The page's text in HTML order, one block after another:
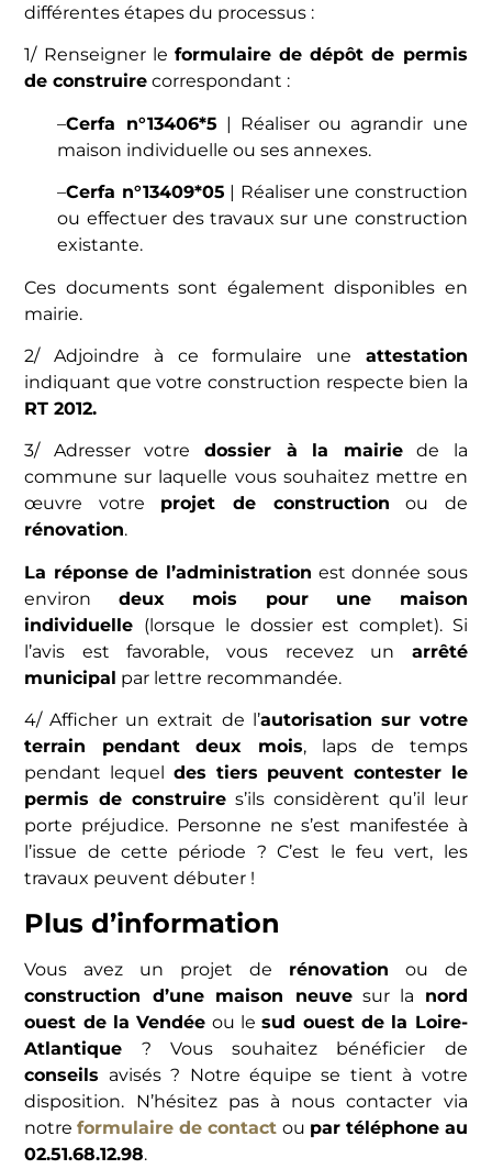
différentes étapes du processus :
1/ Renseigner le formulaire de dépôt de permis
de construire correspondant :
–Cerfa n°13406*5 | Réaliser ou agrandir une
maison individuelle ou ses annexes.
–Cerfa n°13409*05 | Réaliser une construction
ou effectuer des travaux sur une construction
existante.
Ces documents sont également disponibles en
mairie.
2/ Adjoindre à ce formulaire une attestation
indiquant que votre construction respecte bien la
RT 2012.
3/ Adresser votre dossier à la mairie
de la
commune sur laquelle vous souhaitez mettre en
œuvre votre projet de construction ou de
rénovation.
La réponse de l’administration est donnée sous
environ deux mois pour une maison
individuelle (lorsque le dossier est complet). Si
l’avis est favorable, vous recevez un arrêté
municipal par lettre recommandée.
4/ Afficher un extrait de l’autorisation sur votre
terrain pendant deux mois, laps de temps
pendant lequel des tiers peuvent contester le
permis de construire s’ils considèrent qu’il leur
porte préjudice. Personne ne s’est manifestée à
l’issue de cette période ? C’est le feu vert, les
travaux peuvent débuter !
Plus d’information
Vous avez un projet de rénovation ou de
construction d’une maison neuvesur la nord
ouest de la Vendée ou lesud ouest de la Loire-
Atlantique ? Vous souhaitez bénéficier de
conseils avisés ? Notre équipe se tient à votre
disposition. N’hésitez pas à nous contacter via
notreformulaire de contact ou par téléphone au
02.51.68.12.98.